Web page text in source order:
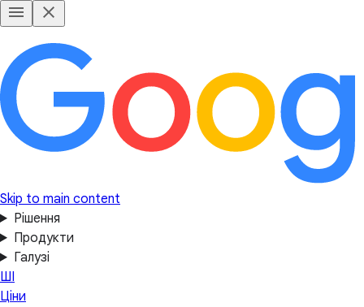
Skip to main content
Рішення
Продукти
Галузі
ШІ
Ціни